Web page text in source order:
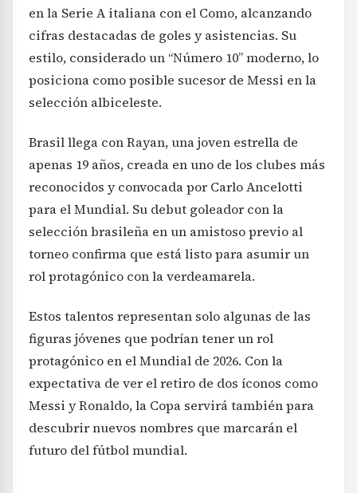
en la Serie A italiana con el Como, alcanzando
cifras destacadas de goles y asistencias. Su
estilo, considerado un “Número 10” moderno, lo
posiciona como posible sucesor de Messi en la
selección albiceleste.
Brasil llega con Rayan, una joven estrella de
apenas 19 años, creada en uno de los clubes más
reconocidos y convocada por Carlo Ancelotti
para el Mundial. Su debut goleador con la
selección brasileña en un amistoso previo al
torneo confirma que está listo para asumir un
rol protagónico con la verdeamarela.
Estos talentos representan solo algunas de las
figuras jóvenes que podrían tener un rol
protagónico en el Mundial de 2026. Con la
expectativa de ver el retiro de dos íconos como
Messi y Ronaldo, la Copa servirá también para
descubrir nuevos nombres que marcarán el
futuro del fútbol mundial.